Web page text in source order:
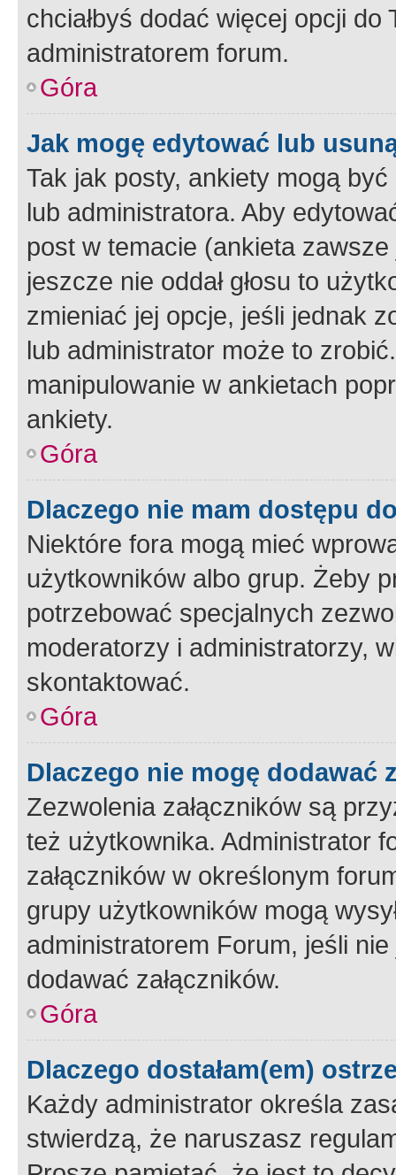
chciałbyś dodać więcej opcji
administratorem forum.
Góra
Jak mogę edytować lub
Tak jak posty, ankiety mogą
lub administratora. Aby
post w temacie (ankieta
jeszcze nie oddał głosu to
zmieniać jej opcje, jeśli jednak
lub administrator może to
manipulowanie w ankietach
ankiety.
Góra
Dlaczego nie mam dostępu
Niektóre fora mogą mieć
użytkowników albo grup. Żeby
potrzebować specjalnych
moderatorzy i administratorzy,
skontaktować.
Góra
Dlaczego nie mogę dodawać
Zezwolenia załączników są
też użytkownika. Administrator
załączników w określonym
grupy użytkowników mogą
administratorem Forum, jeśli
dodawać załączników.
Góra
Dlaczego dostałam(em)
Każdy administrator określa
stwierdzą, że naruszasz